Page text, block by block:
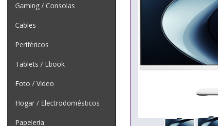
Gaming / Consolas
Cables
Periféricos
Tablets / Ebook
Foto / Video
Hogar / Electrodomésticos
Papelería